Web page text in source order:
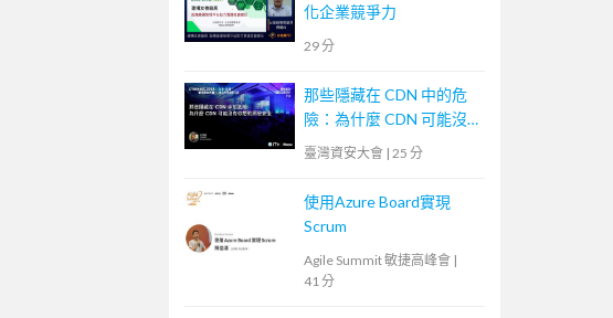
化企業競爭力
29 分
那些隱藏在 CDN 中的危
險：為什麼 CDN 可能沒
有你想的那麼安全
臺灣資安大會 | 25 分
使用Azure Board實現
Scrum
Agile Summit 敏捷高峰會 |
41 分